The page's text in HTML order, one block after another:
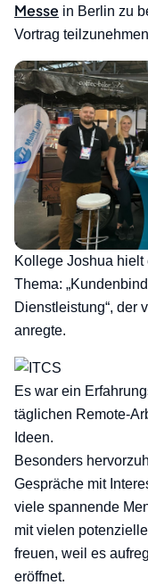
Messe in Berlin zu
Vortrag
Kollege Joshua
Thema:
Dienstleistung“, der
anregte.
Es war ein
täglichen Remote-
Ideen.
Besonders
Gespräche mit
viele spannende
mit vielen
freuen, weil es
eröffnet.